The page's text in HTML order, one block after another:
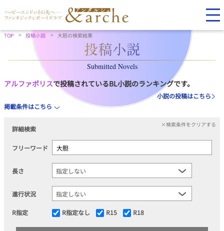
TOP 投稿小説 大胆の検索結果
Submitted Novels
アルファポリスで投稿されているBL小説のランキングです。
小説の投稿はこちら
掲載条件はこちら
詳細検索
×検索条件をクリアする
フリーワード
長さ
進行状況
R指定 R指定なし R15 R18